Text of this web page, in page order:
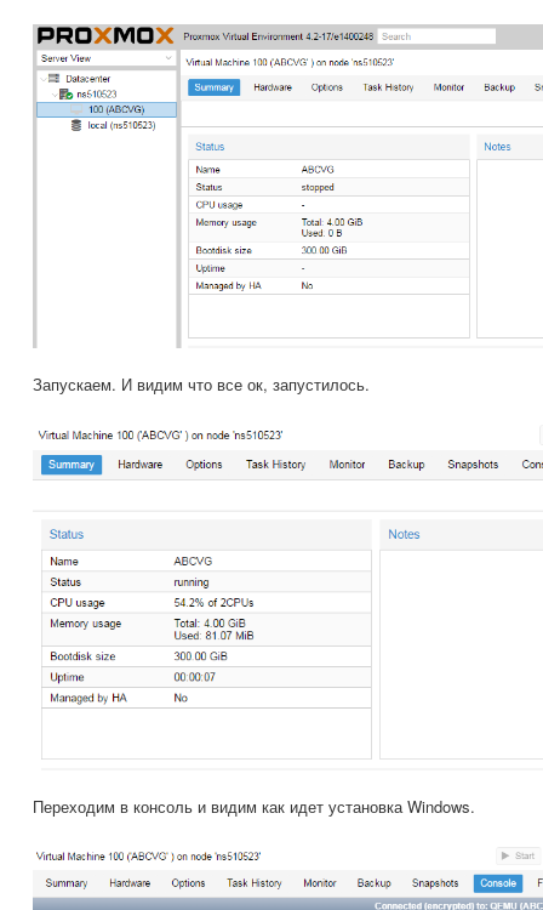
Запускаем. И видим что все ок, запустилось.
Переходим в консоль и видим как идет установка Windows.